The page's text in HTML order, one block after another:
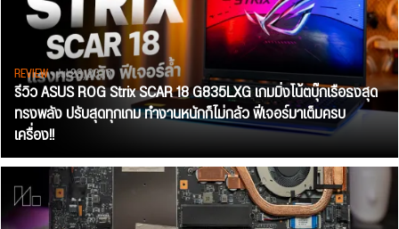
REVIEW• Jul 28, 2026
รีวิว ASUS ROG Strix SCAR 18 G835LXG เกมมิ่งโน้ตบุ๊กเรือธงสุด
ทรงพลัง ปรับสุดทุกเกม ทำงานหนักก็ไม่กลัว ฟีเจอร์มาเต็มครบ
เครื่อง!!